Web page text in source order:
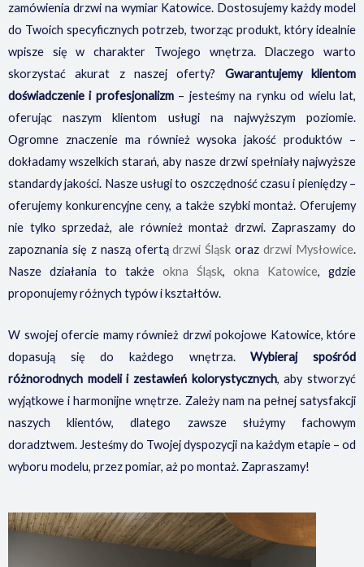
zamówienia drzwi na wymiar Katowice. Dostosujemy każdy model
do Twoich specyficznych potrzeb, tworząc produkt, który idealnie
wpisze się w charakter Twojego wnętrza. Dlaczego warto
skorzystać akurat z naszej oferty? Gwarantujemy klientom
doświadczenie i profesjonalizm – jesteśmy na rynku od wielu lat,
oferując naszym klientom usługi na najwyższym poziomie.
Ogromne znaczenie ma również wysoka jakość produktów –
dokładamy wszelkich starań, aby nasze drzwi spełniały najwyższe
standardy jakości. Nasze usługi to oszczędność czasu i pieniędzy –
oferujemy konkurencyjne ceny, a także szybki montaż. Oferujemy
nie tylko sprzedaż, ale również montaż drzwi. Zapraszamy do
zapoznania się z naszą ofertądrzwi Śląsk orazdrzwi Mysłowice.
Nasze działania to także okna Śląsk, okna Katowice, gdzie
proponujemy różnych typów i kształtów.
W swojej ofercie mamy również drzwi pokojowe Katowice, które
dopasują się do każdego wnętrza.Wybieraj spośród
różnorodnych modeli i zestawień kolorystycznych, aby stworzyć
wyjątkowe i harmonijne wnętrze. Zależy nam na pełnej satysfakcji
naszych klientów, dlatego zawsze służymy fachowym
doradztwem. Jesteśmy do Twojej dyspozycji na każdym etapie – od
wyboru modelu, przez pomiar, aż po montaż. Zapraszamy!